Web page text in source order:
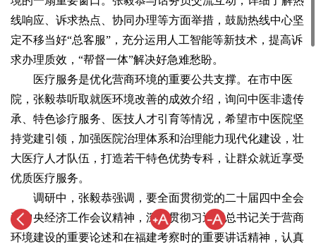
线响应、诉求热点、协同办理等方面举措，鼓励热线中心坚
定不移当好“总客服”，充分运用人工智能等新技术，提高诉
求办理质效，“帮督一体”解决好急难愁盼。
医疗服务是优化营商环境的重要公共支撑。在市中医
院，张毅恭听取就医环境改善的成效介绍，询问中医非遗传
承、特色诊疗服务、医技人才引育等情况，希望市中医院坚
持党建引领，加强医院治理体系和治理能力现代化建设，壮
大医疗人才队伍，打造若干特色优势专科，让群众就近享受
优质医疗服务。
调研中，张毅恭强调，要全面贯彻党的二十届四中全会
和中央经济工作会议精神，深入贯彻习近平总书记关于营商
环境建设的重要论述和在福建考察时的重要讲话精神，认真